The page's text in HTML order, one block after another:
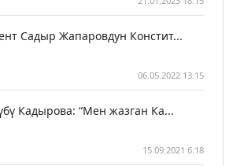
Садыр Жапаровдун Констит...
06.05.2022 13:15
Кадырова: “Мен жазган Ка...
15.09.2021 6:18